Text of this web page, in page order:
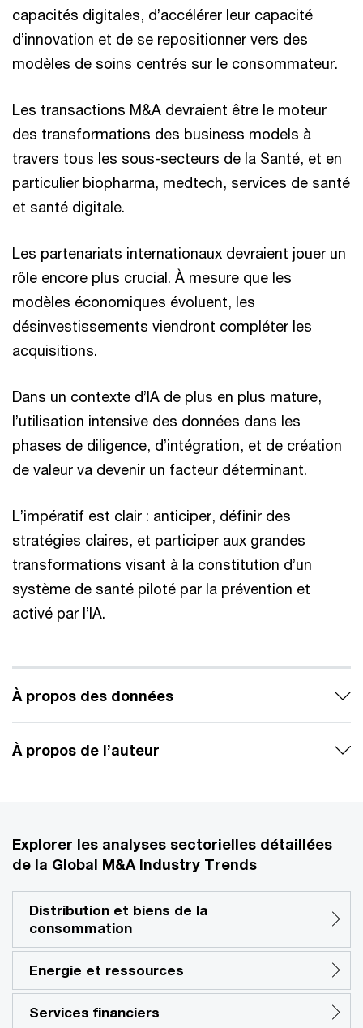
capacités digitales, d’accélérer leur capacité
d’innovation et de se repositionner vers des
modèles de soins centrés sur le consommateur.
Les transactions M&A devraient être le moteur
des transformations des business models à
travers tous les sous-secteurs de la Santé, et en
particulier biopharma, medtech, services de santé
et santé digitale.
Les partenariats internationaux devraient jouer un
rôle encore plus crucial. À mesure que les
modèles économiques évoluent, les
désinvestissements viendront compléter les
acquisitions.
Dans un contexte d’IA de plus en plus mature,
l’utilisation intensive des données dans les
phases de diligence, d’intégration, et de création
de valeur va devenir un facteur déterminant.
L’impératif est clair : anticiper, définir des
stratégies claires, et participer aux grandes
transformations visant à la constitution d’un
système de santé piloté par la prévention et
activé par l’IA.
À propos des données
À propos de l’auteur
Explorer les analyses sectorielles détaillées
de la Global M&A Industry Trends
Distribution et biens de la
consommation
Energie et ressources
Services financiers